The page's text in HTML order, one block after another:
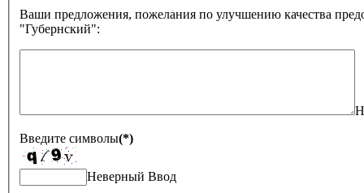
Ваши предложения, пожелания по улучшению качества
"Губернский":
Введите символы(*)
Неверный Ввод